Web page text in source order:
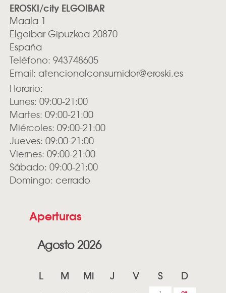
EROSKI/city ELGOIBAR
Maala 1
ElgoibarGipuzkoa 20870
España
Teléfono: 943748605
Email: atencionalconsumidor@eroski.es
Horario:
Lunes: 09:00-21:00
Martes: 09:00-21:00
Miércoles: 09:00-21:00
Jueves: 09:00-21:00
Viernes: 09:00-21:00
Sábado: 09:00-21:00
Domingo: cerrado
Aperturas
Agosto 2026
L M Mi J V S D